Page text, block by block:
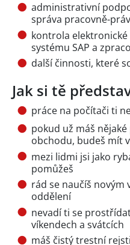
administrativní
správa pracovně-
kontrola
systému SAP a
další činnosti, které
Jak si tě
práce na počítači ti
pokud už máš
obchodu, budeš mít
mezi lidmi jsi jako
pomůžeš
rád se naučíš novým
oddělení
nevadí ti se
víkendech a svátcích
máš čistý trestní